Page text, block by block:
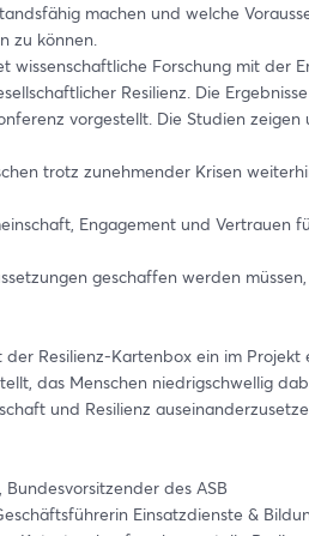
machen und welche
zu können.
wissenschaftliche Forschung mit der
Resilienz. Die
vorgestellt. Die Studien
trotz zunehmender Krisen
Engagement und Vertrauen
geschaffen werden
Resilienz-Kartenbox ein im Projekt
das Menschen niedrigschwellig
und Resilienz
Bundesvorsitzender des ASB
Einsatzdienste &